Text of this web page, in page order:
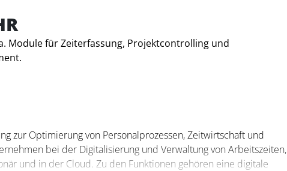
Module für Zeiterfassung, Projektcontrolling und
zur Optimierung von Personalprozessen, Zeitwirtschaft und
bei der Digitalisierung und Verwaltung von Arbeitszeiten,
und in der Cloud. Zu den Funktionen gehören eine digitale